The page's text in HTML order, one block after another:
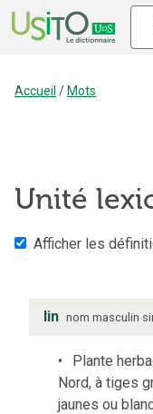
Accueil / Mots
Unité
Afficher les
lin nom masculin
Plante
Nord, à tiges
jaunes ou